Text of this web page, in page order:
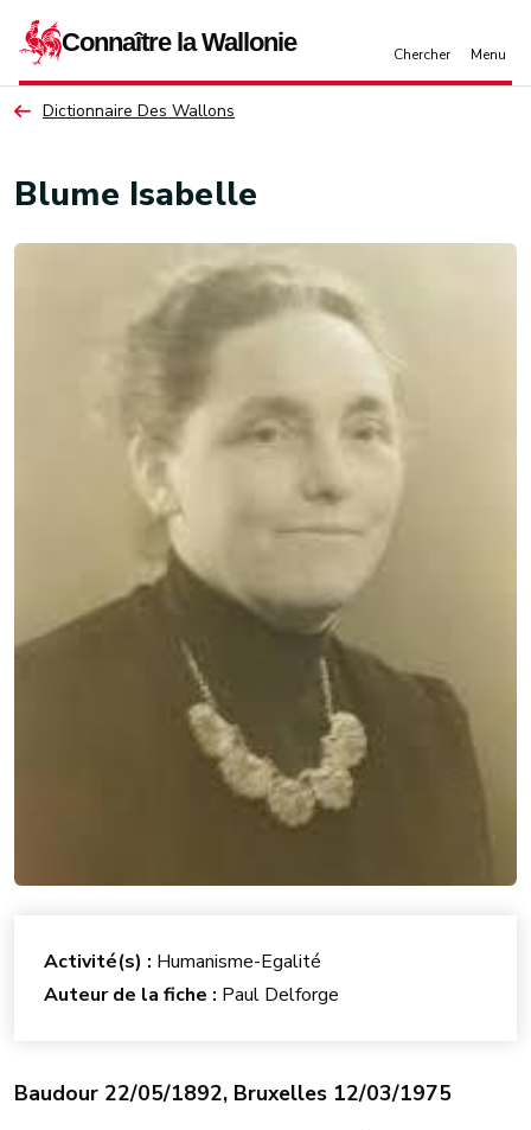
Dictionnaire Des Wallons
Blume Isabelle
Baudour 22/05/1892, Bruxelles 12/03/1975
Activité(s) : Humanisme-Egalité
Auteur de la fiche : Paul Delforge